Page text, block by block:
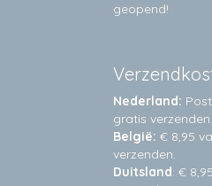
geopend!
Nederland:
gratis verzenden.
België: € 8,95
verzenden.
Duitsland: €